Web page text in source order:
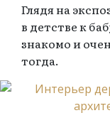
Глядя на
в детстве к
знакомо и
тогда.